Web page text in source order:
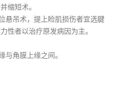
缩短术。
吊术，提上睑肌损伤者宜选腱
性者以治疗原发病因为主。
角膜上缘之间。